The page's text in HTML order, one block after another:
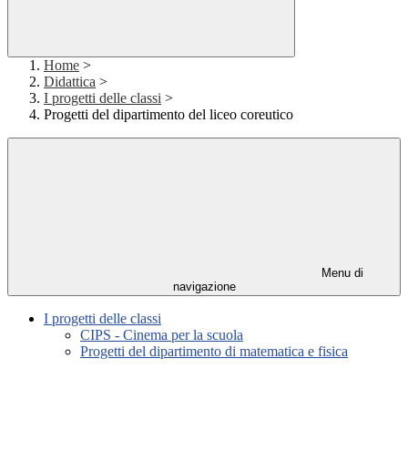
Home >
Didattica >
I progetti delle classi >
Progetti del dipartimento del liceo coreutico
Menu di
navigazione
I progetti delle classi
CIPS - Cinema per la scuola
Progetti del dipartimento di matematica e fisica